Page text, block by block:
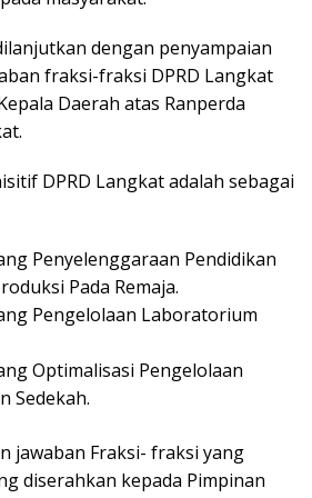
dengan penyampaian
fraksi-fraksi DPRD Langkat
Daerah atas Ranperda
DPRD Langkat adalah sebagai
Penyelenggaraan Pendidikan
Pada Remaja.
Pengelolaan Laboratorium
Optimalisasi Pengelolaan
Sedekah.
jawaban Fraksi- fraksi yang
diserahkan kepada Pimpinan